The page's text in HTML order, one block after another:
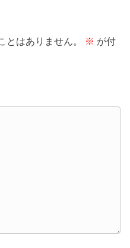
はありません。 ※ が付